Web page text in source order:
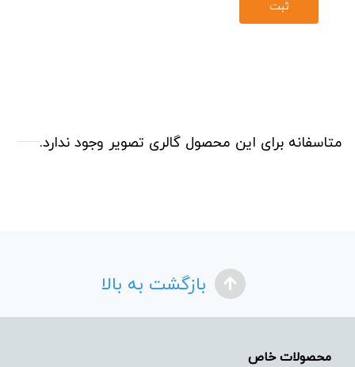
متاسفانه برای این محصول گالری تصویر وجود ندارد.
بازگشت به بالا
محصولات خاص